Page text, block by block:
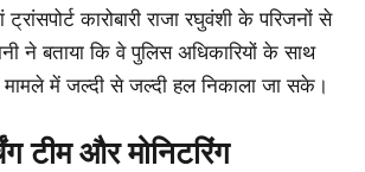
कारोबारी राजा रघुवंशी के परिजनों से
ने बताया कि वे पुलिस अधिकारियों के साथ
में जल्दी से जल्दी हल निकाला जा सके।
टीम और मोनिटरिंग